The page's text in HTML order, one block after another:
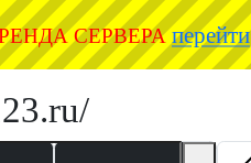
АРЕНДА СЕРВЕРАперейти